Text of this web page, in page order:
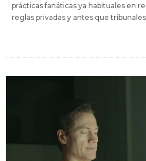
prácticas fanáticas ya habituales en
reglas privadas y antes que